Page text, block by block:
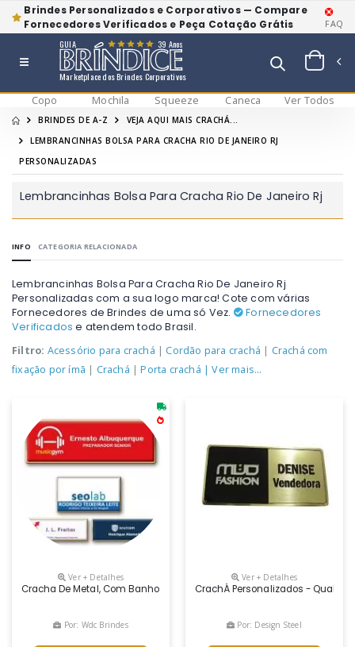
Brindes Personalizados e Corporativos — Compare
Fornecedores Verificados e Peça Cotação Grátis
FAQ
Marketplace dos Brindes Corporativos
GUIA 39 Anos
Copo Mochila Squeeze Caneca Ver Todos
BRINDES DE A-Z
VEJA AQUI MAIS CRACHÁ...
LEMBRANCINHAS BOLSA PARA CRACHA RIO DE JANEIRO RJ
PERSONALIZADAS
Lembrancinhas Bolsa Para Cracha Rio De Janeiro Rj
INFO CATEGORIA RELACIONADA
Lembrancinhas Bolsa Para Cracha Rio De Janeiro Rj
Personalizadas com a sua logo marca! Cote com várias
Fornecedores de Brindes de uma só Vez.
Fornecedores
Verificados e atendem todo Brasil.
Filtro: Acessório para crachá | Cordão para crachá | Crachá com
fixação por ímã | Crachá |Porta crachá | Ver mais...
Ver + Detalhes
Cracha De Metal, Com Banho Dourado Tamanho Aproximado 60x25
Por: Wdc Brindes
Ver + Detalhes
CrachÁ Personalizados -
Por: Design Steel